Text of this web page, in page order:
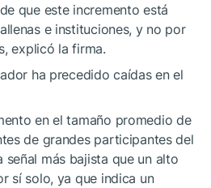
que este incremento está
e instituciones, y no por
explicó la firma.
ha precedido caídas en el
en el tamaño promedio de
de grandes participantes del
más bajista que un alto
sí solo, ya que indica un